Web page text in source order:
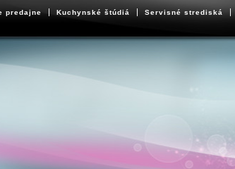
predajne Kuchynské štúdiá Servisné strediská